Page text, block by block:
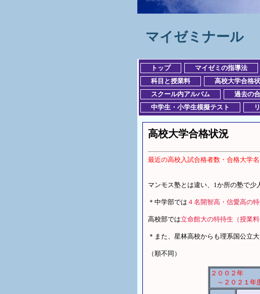
マイゼミナール
トップ マイゼミの指導法
科目と授業料
高校大学合格
スクール内アルバム
過去の
中学生・小学生模擬テスト
高校大学合格状況
最近の高校入試合格者数・合格大学名
マンモス塾とは違い、1か所の塾で少
＊中学部では ４名開智高・信愛高の特
高校部では立命館大の特待生（授業
＊また、星林高校からも理系国公立
（順不同）
２００２年
～２０２１年